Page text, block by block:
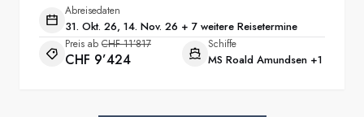
Abreisedaten
31. Okt. 26, 14. Nov. 26 + 7 weitere Reisetermine
Preis ab CHF 11’817
CHF 9’424
Schiffe
MS Roald Amundsen +1